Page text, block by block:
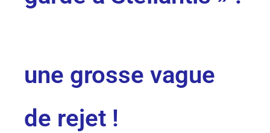
une grosse vague
de rejet !